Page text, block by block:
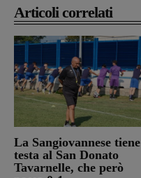
Articoli correlati
La Sangiovannese tiene
testa al San Donato
Tavarnelle, che però